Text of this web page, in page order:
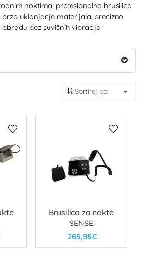
noktima, profesionalna brusilica
uklanjanje materijala, precizno
bez suvišnih vibracija
Brusilica za nokte
SENSE
265,95€